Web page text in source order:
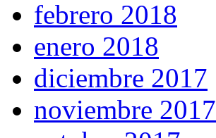
febrero 2018
enero 2018
diciembre 2017
noviembre 2017